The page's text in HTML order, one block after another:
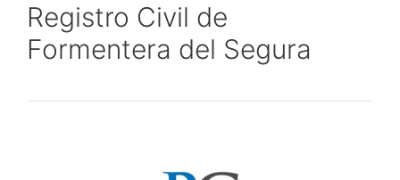
Registro Civil de
Formentera del Segura